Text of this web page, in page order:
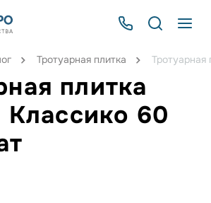
Тротуарная плитка
плитка
60